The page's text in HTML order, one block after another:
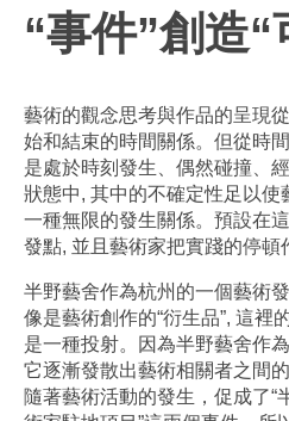
“事件”創造“
藝術的觀念思考與作品的呈現
始和結束的時間關係。但從時
是處於時刻發生、偶然碰撞、
狀態中, 其中的不確定性足以
一種無限的發生關係。預設在
發點, 並且藝術家把實踐的停頓
半野藝舍作為杭州的一個藝術
像是藝術創作的“衍生品”, 這裡
是一種投射。因為半野藝舍作
它逐漸發散出藝術相關者之間
隨著藝術活動的發生，促成了“